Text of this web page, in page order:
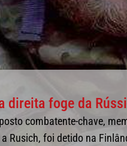
direita foge da
combatente-chave,
Rusich, foi detido na